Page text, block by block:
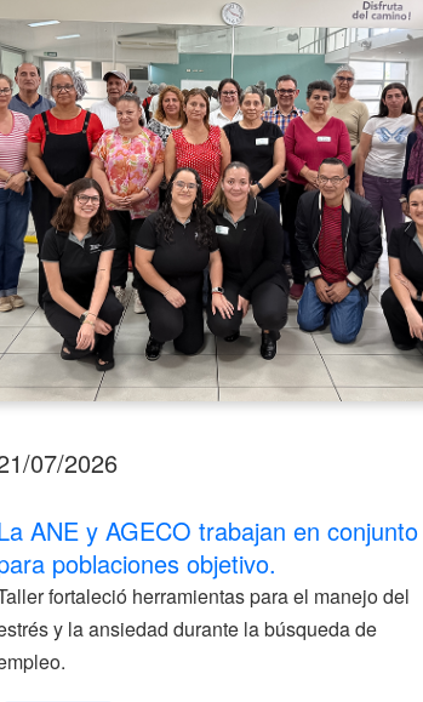
07/2026
ANE y AGECO trabajan en conjunto
poblaciones objetivo.
fortaleció herramientas para el manejo del
y la ansiedad durante la búsqueda de